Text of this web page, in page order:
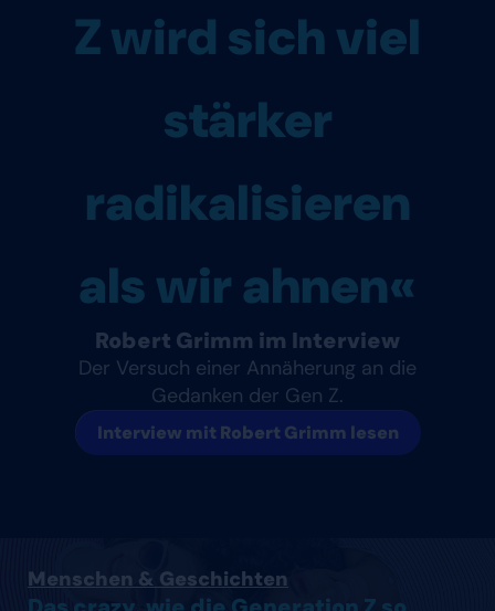
Z wird sich viel
stärker
radikalisieren
als wir ahnen«
Robert Grimm im Interview
Der Versuch einer Annäherung an die
Gedanken der Gen Z.
Interview mit Robert Grimm lesen
Menschen & Geschichten